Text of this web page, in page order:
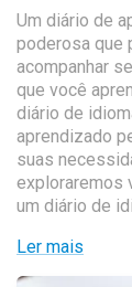
Um diário de
poderosa que
acompanhar
que você
diário de
aprendizado
suas
exploraremos
um diário de
Ler mais